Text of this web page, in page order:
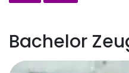
Bachelor